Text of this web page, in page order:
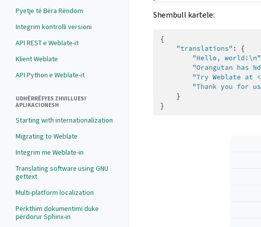
Pyetje të Bëra Rëndom
Integrim kontrolli versioni
API REST e Weblate-it
Klient Weblate
API Python e Weblate-it
UDHËRRËFYES ZHVILLUESI
APLIKACIONESH
Starting with internationalization
Migrating to Weblate
Integrim me Weblate-in
Translating software using GNU
gettext
Multi-platform localization
Përkthim dokumentimi duke
përdorur Sphinx-in
Shembull kartele:
{
"translations" :
{
"Hello, world!\n"
"Orangutan has
"Try Weblate at
"Thank you for
}
}